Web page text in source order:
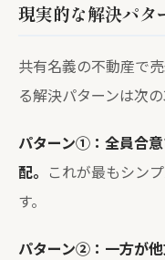
現実的な解決パタ
共有名義の不動産で
る解決パターンは次の
パターン①：全員合
配。 これが最もシン
す。
パターン②：一方が他